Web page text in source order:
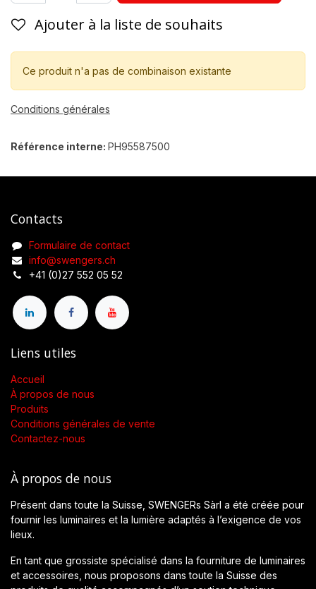
Ajouter à la liste de souhaits
Ce produit n'a pas de combinaison existante
Conditions générales
Référence interne: PH95587500
Contacts
Formulaire de contact
info@swengers.ch
+41 (0)27 552 05 52
Liens utiles
Accueil
À propos de nous
Produits
Conditions générales de vente
Contactez-nous
À propos de nous
Présent dans toute la Suisse, SWENGERs Sàrl a été créée pour
fournir les luminaires et la lumière adaptés à l’exigence de vos
lieux.
En tant que grossiste spécialisé dans la fourniture de luminaires
et accessoires, nous proposons dans toute la Suisse des